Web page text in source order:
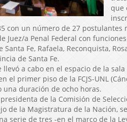
que
con un número de 27 postulantes
Juez/a Penal Federal con
Fe, Rafaela, Reconquista,
de Santa Fe.
llevó a cabo en el espacio de la
el primer piso de la FCJS-UNL
una duración de ocho horas.
de la Comisión de
de la Magistratura de la Nación,
serie de tres -en el marco de la